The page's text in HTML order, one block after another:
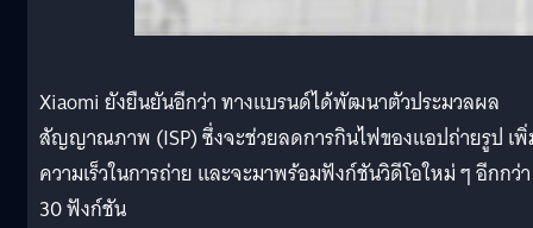
Xiaomi ยังยืนยันอีกว่า ทางแบรนด์ได้พัฒนาตัวประมวลผล
สัญญาณภาพ (ISP) ซึ่งจะช่วยลดการกินไฟของแอปถ่ายรูป เ
ความเร็วในการถ่าย และจะมาพร้อมฟังก์ชันวิดีโอใหม่ ๆ อีกกว่า
30 ฟังก์ชัน